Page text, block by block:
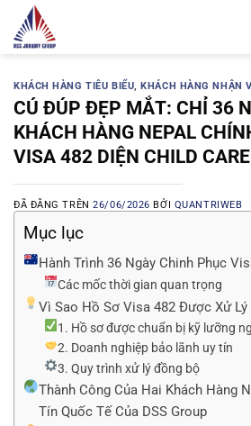
Chuyển
đến
dungKHÁCH HÀNG TIÊU BIỂU,KHÁCH HÀNG NHẬN
CÚ ĐÚP ĐẸP MẮT: CHỈ 36
KHÁCH HÀNG NEPAL
VISA 482 DIỆN CHILD CARE
ĐÃ ĐĂNG TRÊN26/06/2026 BỞI QUANTRIWEB
Mục lục
Hành Trình 36 Ngày Chinh Phục
Các mốc thời gian quan trọng
Vì Sao Hồ Sơ Visa 482 Được Xử Lý
1. Hồ sơ được chuẩn bị kỹ lưỡng
2. Doanh nghiệp bảo lãnh uy tín
3. Quy trình xử lý đồng bộ
Thành Công Của Hai Khách Hàng
Tín Quốc Tế Của DSS Group